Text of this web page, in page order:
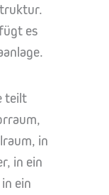
es
teilt
in
in ein
ein